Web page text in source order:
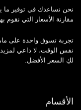
مقارنة الأسعار التي نقوم
نفس الوقت، لا داعي
لكِ السعر الأفضل.
الأقسام